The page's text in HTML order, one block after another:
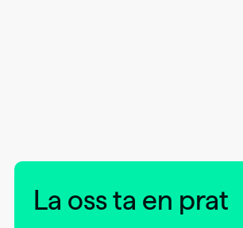
La oss ta en prat